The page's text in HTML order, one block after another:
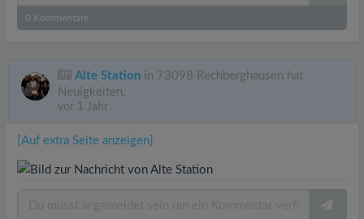
0 Kommentare
Alte Station in 73098 Rechberghausen hat
Neuigkeiten.
vor 1 Jahr
[Auf extra Seite anzeigen]